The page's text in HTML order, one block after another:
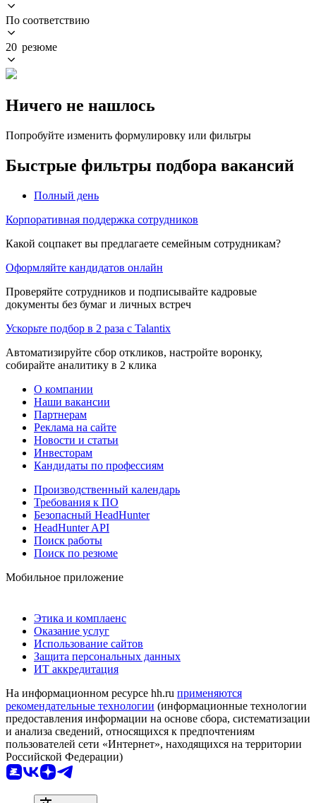
По соответствию
20 резюме
Ничего не нашлось
Попробуйте изменить формулировку или фильтры
Быстрые фильтры подбора вакансий
Полный день
Корпоративная поддержка сотрудников
Какой соцпакет вы предлагаете семейным сотрудникам?
Оформляйте кандидатов онлайн
Проверяйте сотрудников и подписывайте кадровые
документы без бумаг и личных встреч
Ускорьте подбор в 2 раза с Talantix
Автоматизируйте сбор откликов, настройте воронку,
собирайте аналитику в 2 клика
О компании
Наши вакансии
Партнерам
Реклама на сайте
Новости и статьи
Инвесторам
Кандидаты по профессиям
Производственный календарь
Требования к ПО
Безопасный HeadHunter
HeadHunter API
Поиск работы
Поиск по резюме
Мобильное приложение
Этика и комплаенс
Оказание услуг
Использование сайтов
Защита персональных данных
ИТ аккредитация
На информационном ресурсе hh.ru применяются
рекомендательные технологии (информационные технологии
предоставления информации на основе сбора, систематизации
и анализа сведений, относящихся к предпочтениям
пользователей сети «Интернет», находящихся на территории
Российской Федерации)